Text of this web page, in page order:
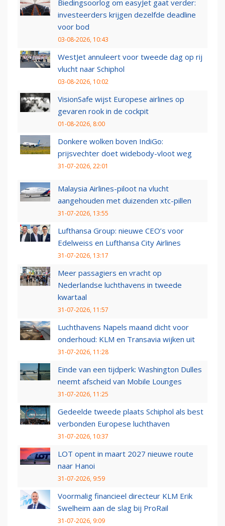
Biedingsoorlog om easyJet gaat verder:
investeerders krijgen dezelfde deadline
voor bod
03-08-2026, 10:43
WestJet annuleert voor tweede dag op rij
vlucht naar Schiphol
03-08-2026, 10:02
VisionSafe wijst Europese airlines op
gevaren rook in de cockpit
01-08-2026, 8:00
Donkere wolken boven IndiGo:
prijsvechter doet widebody-vloot weg
31-07-2026, 22:01
Malaysia Airlines-piloot na vlucht
aangehouden met duizenden xtc-pillen
31-07-2026, 13:55
Lufthansa Group: nieuwe CEO’s voor
Edelweiss en Lufthansa City Airlines
31-07-2026, 13:17
Meer passagiers en vracht op
Nederlandse luchthavens in tweede
kwartaal
31-07-2026, 11:57
Luchthavens Napels maand dicht voor
onderhoud: KLM en Transavia wijken uit
31-07-2026, 11:28
Einde van een tijdperk: Washington Dulles
neemt afscheid van Mobile Lounges
31-07-2026, 11:25
Gedeelde tweede plaats Schiphol als best
verbonden Europese luchthaven
31-07-2026, 10:37
LOT opent in maart 2027 nieuwe route
naar Hanoi
31-07-2026, 9:59
Voormalig financieel directeur KLM Erik
Swelheim aan de slag bij ProRail
31-07-2026, 9:09